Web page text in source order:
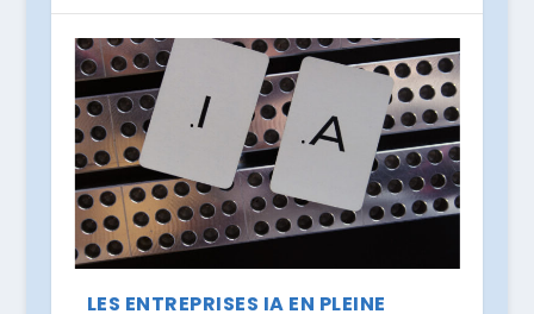
LES ENTREPRISES IA EN PLEINE